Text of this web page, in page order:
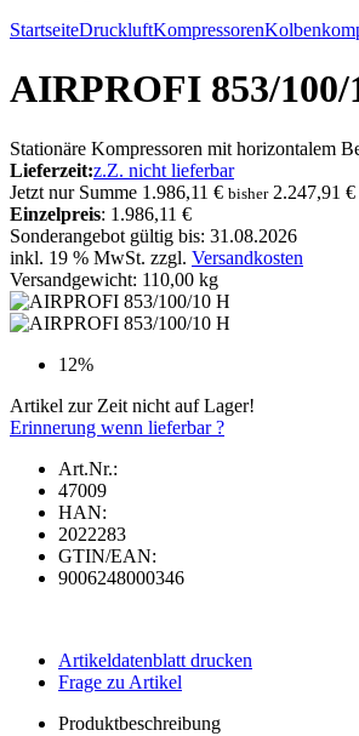
StartseiteDruckluftKompressoren
AIRPROFI 853/100/
Stationäre Kompressoren mit horizontalem
Lieferzeit:z.Z. nicht lieferbar
Jetzt nur Summe 1.986,11 € bisher2.247,91 €
Einzelpreis: 1.986,11 €
Sonderangebot gültig bis: 31.08.2026
inkl. 19 % MwSt. zzgl. Versandkosten
Versandgewicht: 110,00 kg
12%
Artikel zur Zeit nicht auf Lager!
Erinnerung wenn lieferbar ?
Art.Nr.:
47009
HAN:
2022283
GTIN/EAN:
9006248000346
Artikeldatenblatt drucken
Frage zu Artikel
Produktbeschreibung